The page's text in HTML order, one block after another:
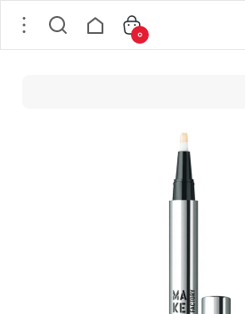
کانسیلر قلمی برس دار شماره 2 میکاپ فکتوری MAKEUP FACTORY مدل Light Reflecting Concealer حجم 2.5 میل
0